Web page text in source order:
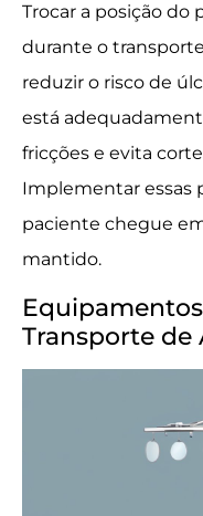
Trocar a posição
durante o
reduzir o risco de
está
fricções e evita
Implementar essas
paciente chegue
mantido.
Transporte de